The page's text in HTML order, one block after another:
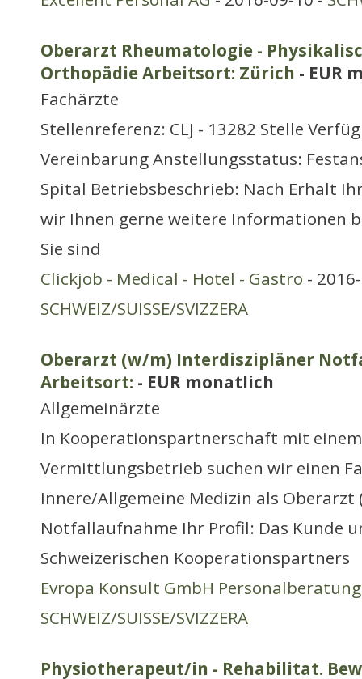
Oberarzt Rheumatologie -
Orthopädie Arbeitsort: Zürich - EUR
Fachärzte
Stellenreferenz: CLJ - 13282 Stelle
Vereinbarung Anstellungsstatus:
Spital Betriebsbeschrieb: Nach Erhalt
wir Ihnen gerne weitere Informationen
Sie sind
Clickjob - Medical - Hotel - Gastro -
SCHWEIZ/SUISSE/SVIZZERA
Oberarzt (w/m) Interdiszipläner
Arbeitsort: - EUR monatlich
Allgemeinärzte
In Kooperationspartnerschaft mit
Vermittlungsbetrieb suchen wir einen
Innere/Allgemeine Medizin als
Notfallaufnahme Ihr Profil: Das Kunde
Schweizerischen Kooperationspartners
Evropa Konsult GmbH Personalberatung
SCHWEIZ/SUISSE/SVIZZERA
Physiotherapeut/in - Rehabilitat.